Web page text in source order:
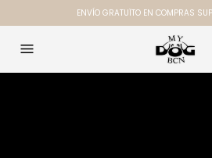
ENVÍO GRATUÏTO EN COMPRAS